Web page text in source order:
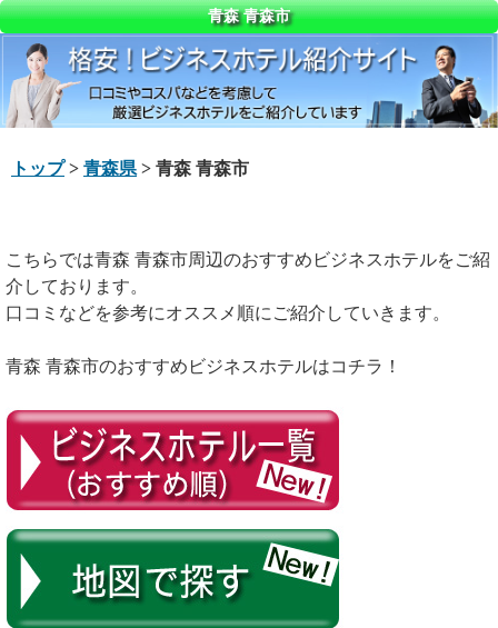
青森 青森市
トップ> 青森県 > 青森 青森市
こちらでは青森 青森市周辺のおすすめビジネスホテルをご紹
介しております。
口コミなどを参考にオススメ順にご紹介していきます。
青森 青森市のおすすめビジネスホテルはコチラ！